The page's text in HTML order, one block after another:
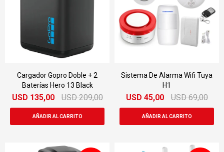
Cargador Gopro Doble + 2
Baterías Hero 13 Black
USD 135,00 USD 209,00
Sistema De Alarma Wifi Tuya
H1
USD 45,00 USD 69,00